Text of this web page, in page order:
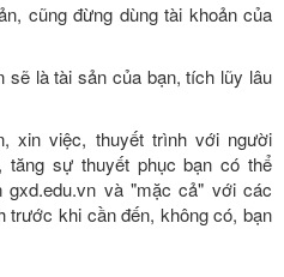
cũng đừng dùng tài khoản của
sẽ là tài sản của bạn, tích lũy lâu
xin việc, thuyết trình với người
tăng sự thuyết phục bạn có thể
gxd.edu.vn và "mặc cả" với các
trước khi cần đến, không có, bạn